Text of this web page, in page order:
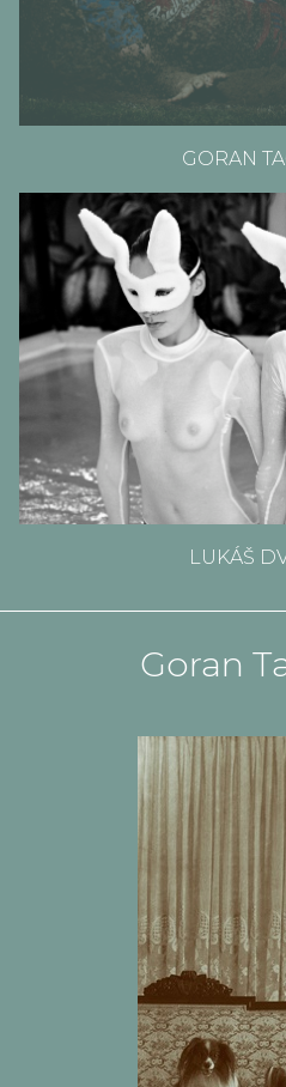
GORAN
LUKÁŠ
Goran